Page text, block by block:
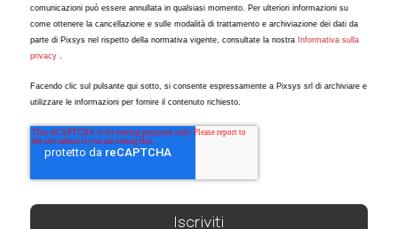
comunicazioni può essere annullata in qualsiasi momento. Per ulteriori informazioni su
come ottenere la cancellazione e sulle modalità di trattamento e archiviazione dei dati da
parte di Pixsys nel rispetto della normativa vigente, consultate la nostra Informativa sulla
privacy.
Facendo clic sul pulsante qui sotto, si consente espressamente a Pixsys srl di archiviare e
utilizzare le informazioni per fornire il contenuto richiesto.